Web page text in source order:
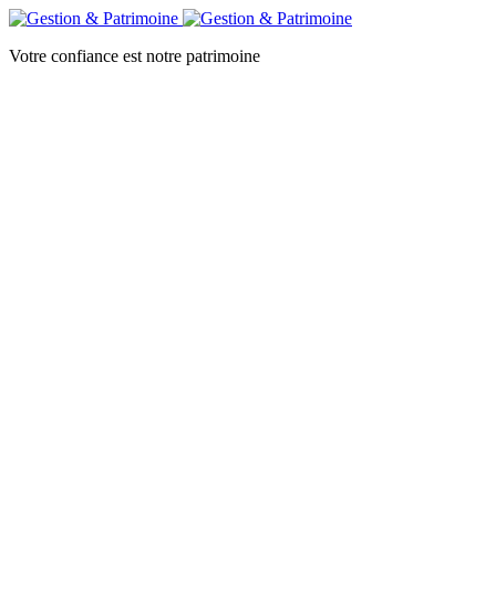
Votre confiance est notre patrimoine